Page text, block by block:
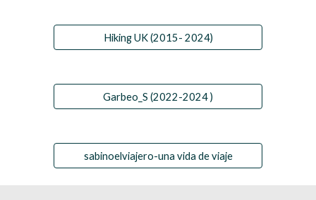
Hiking UK (2015- 2024)
Garbeo_S (2022-2024 )
sabinoelviajero-una vida de viaje